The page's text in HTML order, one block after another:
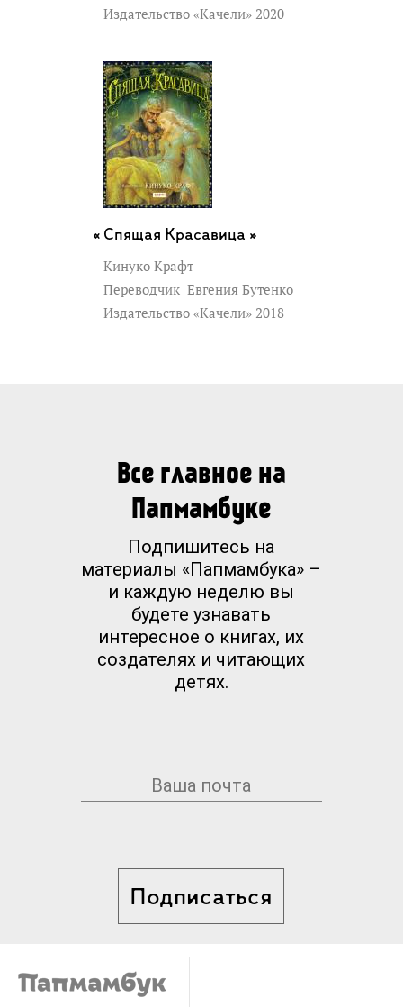
Издательство «Качели» 2020
Спящая Красавица »
Кинуко Крафт
Переводчик Евгения Бутенко
Издательство «Качели» 2018
Все главное на
Папмамбуке
Подпишитесь на
материалы «Папмамбука» –
и каждую неделю вы
будете узнавать
интересное о книгах, их
создателях и читающих
детях.
Подписаться